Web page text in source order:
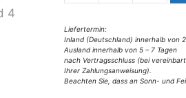
Lalamour
Gr
38
u
Liefertermin:
Inland (Deutschland) innerhalb von
Ausland innerhalb von 5 – 7 Tagen
nach Vertragsschluss (bei
Ihrer Zahlungsanweisung).
Beachten Sie, dass an Sonn- und
i
v
e
: